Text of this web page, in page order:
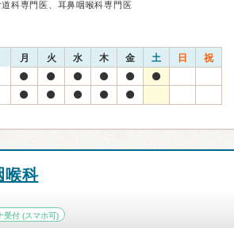
科専門医、耳鼻咽喉科専門医
月 火 水 木 金 土 日 祝
喉科
受付(スマホ可)